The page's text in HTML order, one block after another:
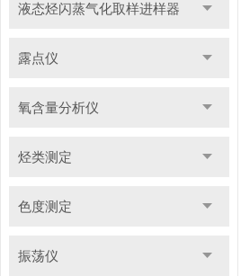
液态烃闪蒸气化取样进样器
露点仪
氧含量分析仪
烃类测定
色度测定
振荡仪